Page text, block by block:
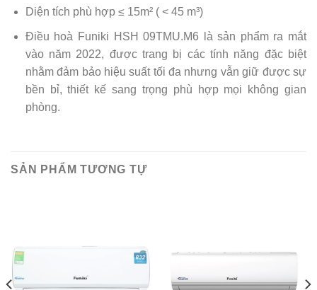
Diện tích phù hợp ≤ 15m² ( < 45 m³)
Điều hoà Funiki HSH 09TMU.M6 là sản phẩm ra mắt
vào năm 2022, được trang bị các tính năng đặc biệt
nhằm đảm bảo hiệu suất tối đa nhưng vẫn giữ được sự
bền bỉ, thiết kế sang trọng phù hợp mọi không gian
phòng.
SẢN PHẨM TƯƠNG TỰ